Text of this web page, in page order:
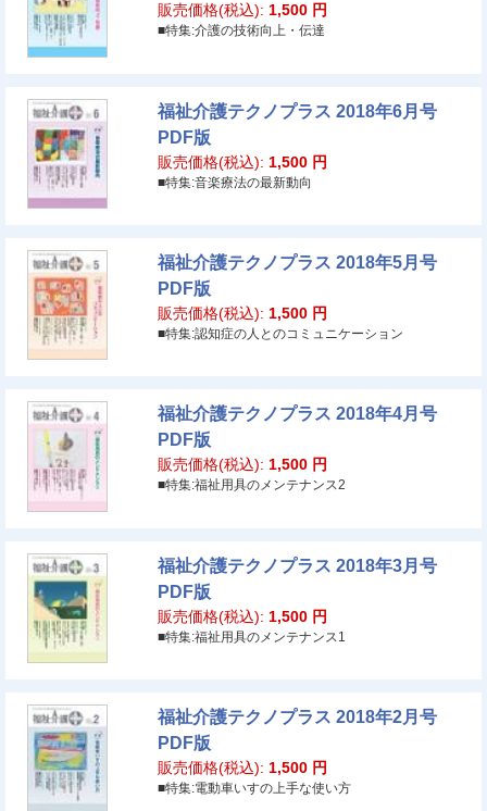
販売価格(税込): 1,500 円
■特集:介護の技術向上・伝達
福祉介護テクノプラス 2018年6月号
PDF版
販売価格(税込): 1,500 円
■特集:音楽療法の最新動向
福祉介護テクノプラス 2018年5月号
PDF版
販売価格(税込): 1,500 円
■特集:認知症の人とのコミュニケーション
福祉介護テクノプラス 2018年4月号
PDF版
販売価格(税込): 1,500 円
■特集:福祉用具のメンテナンス2
福祉介護テクノプラス 2018年3月号
PDF版
販売価格(税込): 1,500 円
■特集:福祉用具のメンテナンス1
福祉介護テクノプラス 2018年2月号
PDF版
販売価格(税込): 1,500 円
■特集:電動車いすの上手な使い方